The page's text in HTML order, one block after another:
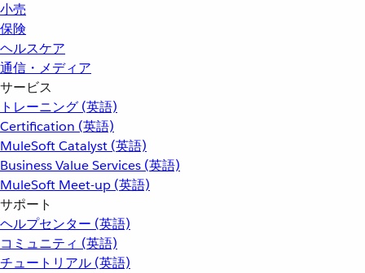
小売
保険
ヘルスケア
通信・メディア
サービス
トレーニング (英語)
Certification (英語)
MuleSoft Catalyst (英語)
Business Value Services (英語)
MuleSoft Meet-up (英語)
サポート
ヘルプセンター (英語)
コミュニティ (英語)
チュートリアル (英語)